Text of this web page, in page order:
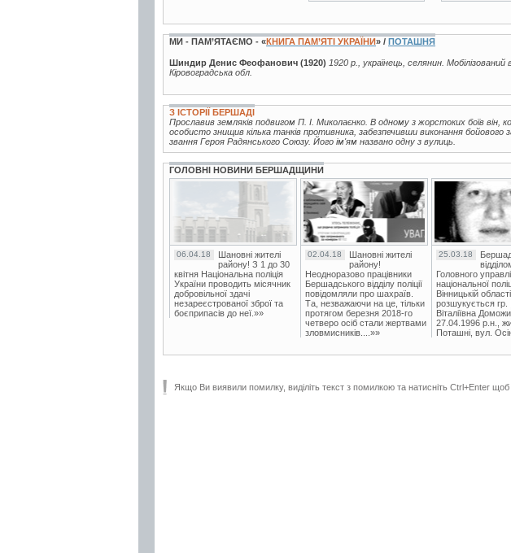
МИ - ПАМ’ЯТАЄМО - «КНИГА ПАМ’ЯТІ УКРАЇНИ» / ПОТАШНЯ
Шиндир Денис Феофанович (1920) 1920 р., українець, селянин.
Кіровоградська обл.
З ІСТОРІЇ БЕРШАДІ
Прославив земляків подвигом П. І. Миколаєнко. В одному з жорстоких боїв він,
особисто знищив кілька танків противника, забезпечивши виконання бойового
звання Героя Радянського Союзу. Його ім'ям названо одну з вулиць.
ГОЛОВНІ НОВИНИ БЕРШАДЩИНИ
06.04.18
Шановні жителі
району! З 1 до 30
квітня Національна поліція
України проводить місячник
добровільної здачі
незареєстрованої зброї та
боєприпасів до неї.»»
02.04.18
Шановні жителі
району!
Неодноразово працівники
Бершадського відділу поліції
повідомляли про шахраїв.
Та, незважаючи на це, тільки
протягом березня 2018-го
четверо осіб стали жертвами
зловмисників....»»
25.03.18
Головного
національної
Вінницькій області
розшукується гр.
Віталіївна
27.04.1996 р.н.,
Поташні, вул.
Якщо Ви виявили помилку, виділіть текст з помилкою та натисніть Ctrl+Enter